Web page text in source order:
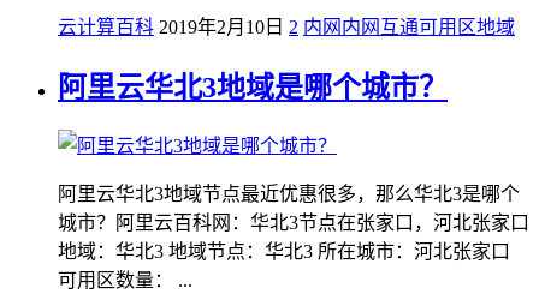
云计算百科 2019年2月10日 2 内网 内网互通可用区地域
阿里云华北3地域是哪个城市？
阿里云华北3地域节点最近优惠很多，那么华北3是哪个
城市？阿里云百科网：华北3节点在张家口，河北张家口
地域：华北3 地域节点：华北3 所在城市：河北张家口
可用区数量： ...